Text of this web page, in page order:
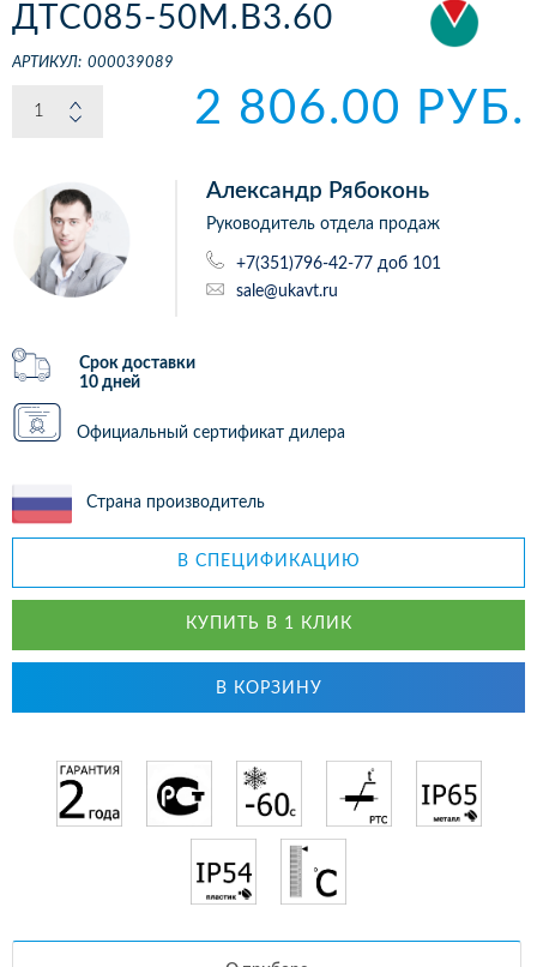
ДТС085-50М.В3.60
АРТИКУЛ: 000039089
2 806.00 РУБ.
Александр Рябоконь
Руководитель отдела продаж
+7(351)796-42-77 доб 101
sale@ukavt.ru
Срок доставки
10 дней
Официальный сертификат дилера
Страна производитель
В СПЕЦИФИКАЦИЮ
КУПИТЬ В 1 КЛИК
В КОРЗИНУ